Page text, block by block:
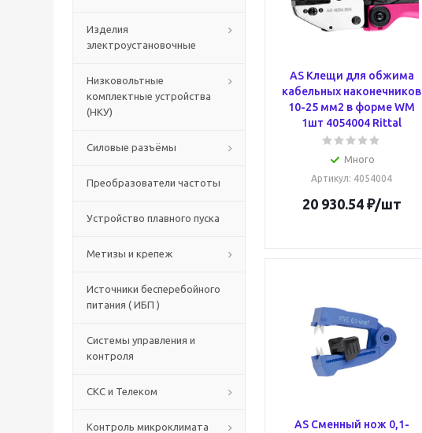
Изделия
электроустановочные
Низковольтные
комплектные устройства
(НКУ)
Силовые разъёмы
Преобразователи частоты
Устройство плавного пуска
Метизы и крепеж
Источники бесперебойного
питания ( ИБП )
Системы управления и
контроля
СКС и Телеком
Контроль микроклимата
AS Клещи для обжима
кабельных наконечников
10-25 мм2 в форме WM
1шт 4054004 Rittal
Много
Артикул: 4054004
20 930.54₽/шт
AS Сменный нож 0,1-